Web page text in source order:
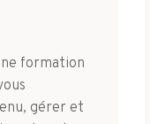
formation
gérer et